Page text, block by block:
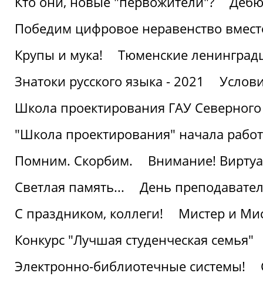
Победим цифровое неравенство
Крупы и мука!
Тюменские
Знатоки русского языка - 2021
Школа проектирования ГАУ
"Школа проектирования" начала
Помним. Скорбим.
Внимание!
Светлая память...
День
С праздником, коллеги!
Мистер и
Конкурс "Лучшая студенческая семья"
Электронно-библиотечные системы!